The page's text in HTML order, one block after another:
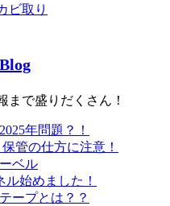
ビ取り
まで盛りだくさん！
年問題？！
管の仕方に注意！
ベル
ル始めました！
ープとは？？